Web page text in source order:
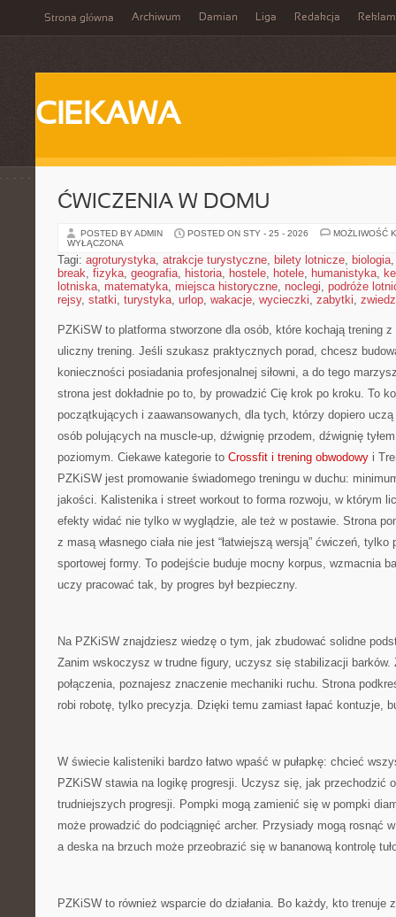
Strona główna Archiwum Damian Liga Redakcja
CIEKAWA
ĆWICZENIA W DOMU
POSTED BY ADMIN POSTED ON STY - 25 - 2026
MOŻLIWOŚĆ
WYŁĄCZONA
Tagi: agroturystyka, atrakcje turystyczne, bilety lotnicze, biologia
break, fizyka, geografia, historia, hostele, hotele, humanistyka,
lotniska, matematyka, miejsca historyczne, noclegi, podróże
rejsy, statki, turystyka, urlop, wakacje, wycieczki, zabytki,
PZKiSW to platforma stworzone dla osób, które kochają trening z
uliczny trening. Jeśli szukasz praktycznych porad, chcesz
konieczności posiadania profesjonalnej siłowni, a do tego
strona jest dokładnie po to, by prowadzić Cię krok po kroku. To
początkujących i zaawansowanych, dla tych, którzy dopiero
osób polujących na muscle-up, dźwignię przodem, dźwignię
poziomym. Ciekawe kategorie to Crossfit i trening obwodowy i
PZKiSW jest promowanie świadomego treningu w duchu:
jakości. Kalistenika i street workout to forma rozwoju, w którym
efekty widać nie tylko w wyglądzie, ale też w postawie. Strona
z masą własnego ciała nie jest “łatwiejszą wersją” ćwiczeń, tylko
sportowej formy. To podejście buduje mocny korpus, wzmacnia
uczy pracować tak, by progres był bezpieczny.
Na PZKiSW znajdziesz wiedzę o tym, jak zbudować solidne
Zanim wskoczysz w trudne figury, uczysz się stabilizacji
połączenia, poznajesz znaczenie mechaniki ruchu. Strona
robi robotę, tylko precyzja. Dzięki temu zamiast łapać kontuzje,
W świecie kalisteniki bardzo łatwo wpaść w pułapkę: chcieć
PZKiSW stawia na logikę progresji. Uczysz się, jak przechodzić
trudniejszych progresji. Pompki mogą zamienić się w pompki
może prowadzić do podciągnięć archer. Przysiady mogą rosnąć
a deska na brzuch może przeobrazić się w bananową kontrolę
PZKiSW to również wsparcie do działania. Bo każdy, kto trenuje